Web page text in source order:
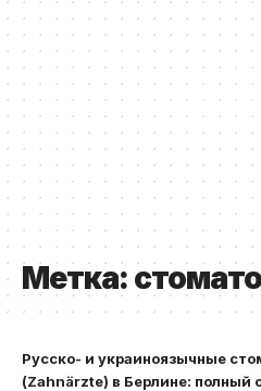
Метка:
Русско- и украиноязычные
(Zahnärzte) в Берлине: полный